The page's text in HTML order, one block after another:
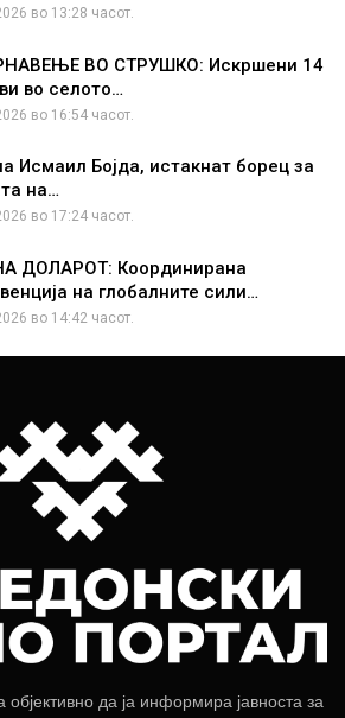
во 13:28 часот.
ВО СТРУШКО: Искршени 14
во селото…
во 16:54 часот.
Исмаил Бојда, истакнат борец за
на…
во 17:24 часот.
ДОЛАРОТ: Координирана
на глобалните сили…
во 14:42 часот.
да ја информира јавноста за